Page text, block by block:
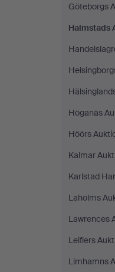
Göteborgs
Halmstads
Höganäs
Höörs
Kalmar
Karlstad
Laholms
Lawrences
Leiflers
Limhamns